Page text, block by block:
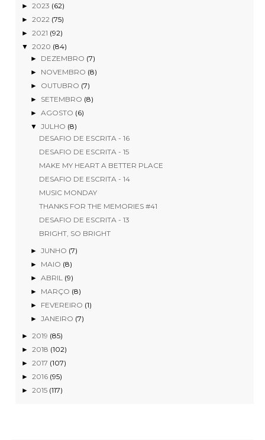
►2023 (62)
►2022 (75)
►2021 (92)
▼2020 (84)
► DEZEMBRO (7)
► NOVEMBRO (8)
► OUTUBRO (7)
► SETEMBRO (8)
► AGOSTO (6)
▼ JULHO (8)
DESAFIO DE ESCRITA - 16
DESAFIO DE ESCRITA - 15
MAKE MY HEART A BETTER PLACE
DESAFIO DE ESCRITA - 14
MUSIC MONDAY
THANKS FOR THE MEMORIES #41
DESAFIO DE ESCRITA - 13
BRIGHT, SO BRIGHT
► JUNHO (7)
► MAIO (8)
► ABRIL (9)
► MARÇO (8)
► FEVEREIRO (1)
► JANEIRO (7)
►2019 (85)
►2018 (102)
►2017 (107)
►2016 (95)
►2015 (117)